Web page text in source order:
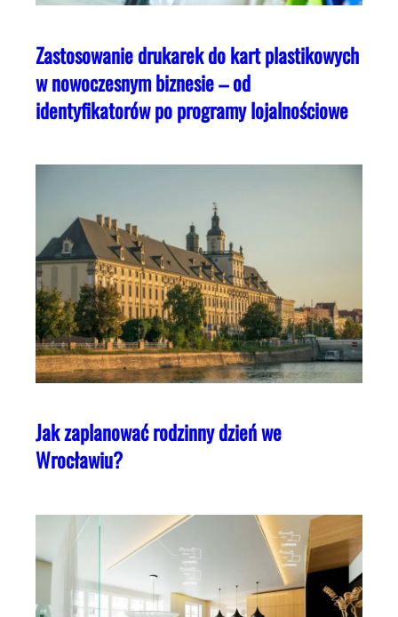
Zastosowanie drukarek do kart plastikowych
w nowoczesnym biznesie – od
identyfikatorów po programy lojalnościowe
Jak zaplanować rodzinny dzień we
Wrocławiu?